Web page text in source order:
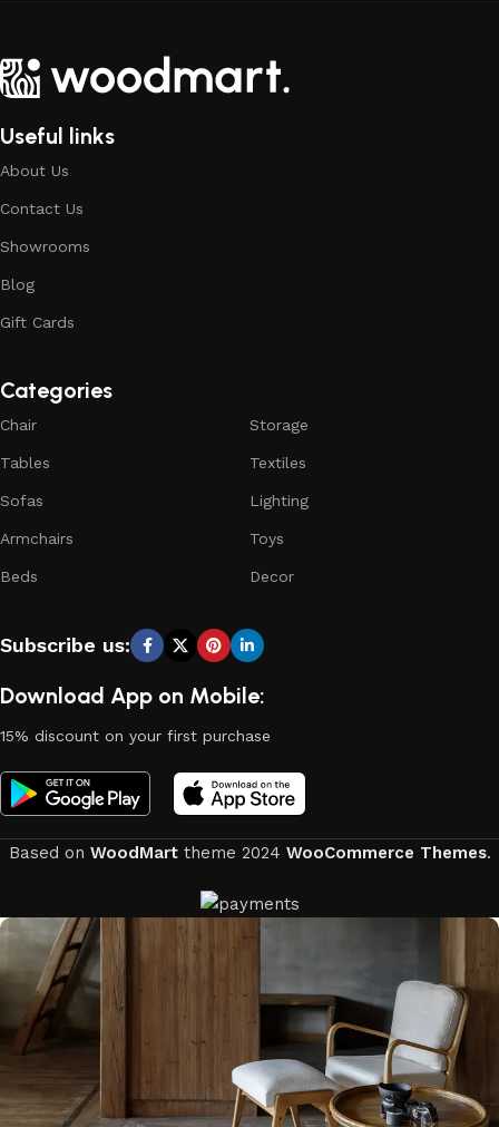
Useful links
About Us
Contact Us
Showrooms
Blog
Gift Cards
Categories
Chair
Tables
Sofas
Armchairs
Beds
Storage
Textiles
Lighting
Toys
Decor
Subscribe us:
Download App on Mobile:
15% discount on your first purchase
Based on WoodMarttheme 2024 WooCommerce Themes.